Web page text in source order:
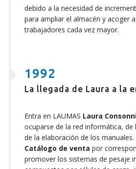
debido a la necesidad de
para ampliar el almacén y acoger
trabajadores cada vez mayor.
1992
La llegada de Laura a la
Entra en LAUMAS Laura
ocuparse de la red informática,
de la elaboración de los
Catálogo de venta por
promover los sistemas de pesaje